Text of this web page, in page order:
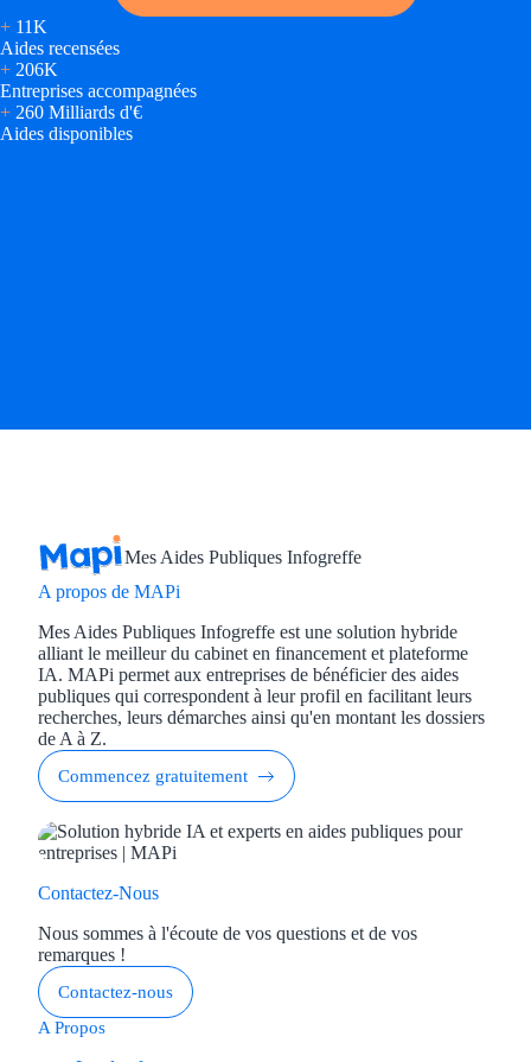
+ 11K
Aides recensées
+ 206K
Entreprises accompagnées
+ 260 Milliards d'€
Aides disponibles
Mes Aides Publiques Infogreffe
A propos de MAPi
Mes Aides Publiques Infogreffe est une solution hybride
alliant le meilleur du cabinet en financement et plateforme
IA. MAPi permet aux entreprises de bénéficier des aides
publiques qui correspondent à leur profil en facilitant leurs
recherches, leurs démarches ainsi qu'en montant les dossiers
de A à Z.
Commencez gratuitement
Contactez-Nous
Nous sommes à l'écoute de vos questions et de vos
remarques !
Contactez-nous
A Propos